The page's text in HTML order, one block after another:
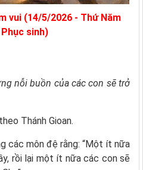
vui (14/5/2026 - Thứ Năm
sinh)
nỗi buồn của các con sẽ trở
Thánh Gioan.
các môn đệ rằng: “Một ít nữa
rồi lại một ít nữa các con sẽ